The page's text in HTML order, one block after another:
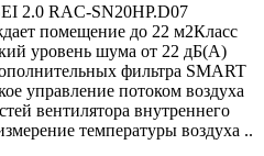
2.0 RAC-SN20HP.D07
помещение до 22 м2Класс
уровень шума от 22 дБ(А)
фильтра SMART
управление потоком воздуха
вентилятора внутреннего
температуры воздуха ..